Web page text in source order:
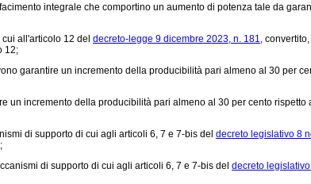
integrale che comportino un aumento di potenza tale da
all'articolo 12 del decreto-legge 9 dicembre 2023, n. 181,
12;
garantire un incremento della producibilità pari almeno al 30 per
incremento della producibilità pari almeno al 30 per cento
di supporto di cui agli articoli 6, 7 e 7-bis del decreto legislativo 8
di supporto di cui agli articoli 6, 7 e 7-bis del decreto